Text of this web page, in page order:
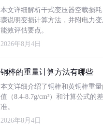
本文详细解析干式变压器空载损
骤说明变损计算方法，并附电力
能效评估要点。
2026年8月4日
铜棒的重量计算方法有哪些
本文详细介绍了铜棒和黄铜棒重
值（8.4-8.7g/cm³）和计算公式的
准。
2026年8月4日